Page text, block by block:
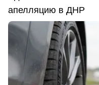
апелляцию в ДНР